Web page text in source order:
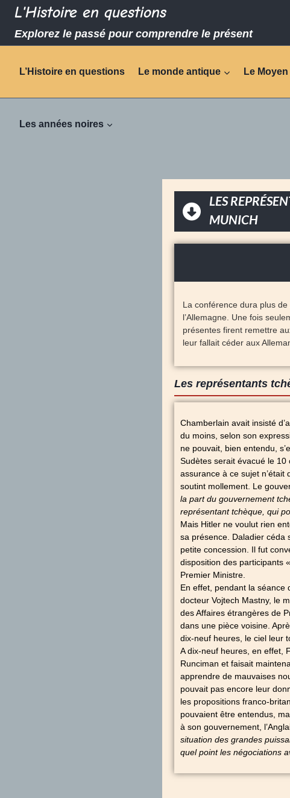
L'Histoire en questions
Explorez le passé pour comprendre le présent
L’Histoire en questions Le monde antique Le
Les années noires
LES
MUNICH
La conférence dura plus
l’Allemagne. Une fois
présentes firent remettre
leur fallait céder aux
Les représentants
Chamberlain avait insisté
du moins, selon son
ne pouvait, bien entendu,
Sudètes serait évacué le 10
assurance à ce sujet
soutint mollement. Le
la part du gouvernement
représentant tchèque, qui
Mais Hitler ne voulut rien
sa présence. Daladier céda
petite concession. Il fut
disposition des participants
Premier Ministre.
En effet, pendant la séance
docteur Vojtech Mastny, le
des Affaires étrangères de
dans une pièce voisine.
dix-neuf heures, le ciel leur
A dix-neuf heures, en effet,
Runciman et faisait
apprendre de mauvaises
pouvait pas encore leur
les propositions franco-
pouvaient être entendus,
à son gouvernement,
situation des grandes
quel point les négociations